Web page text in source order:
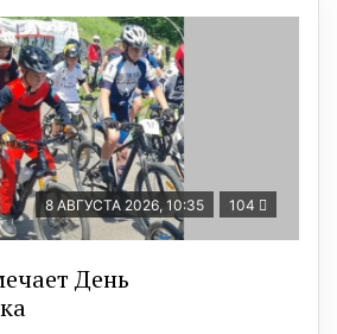
8 АВГУСТА 2026, 10:35 104
День